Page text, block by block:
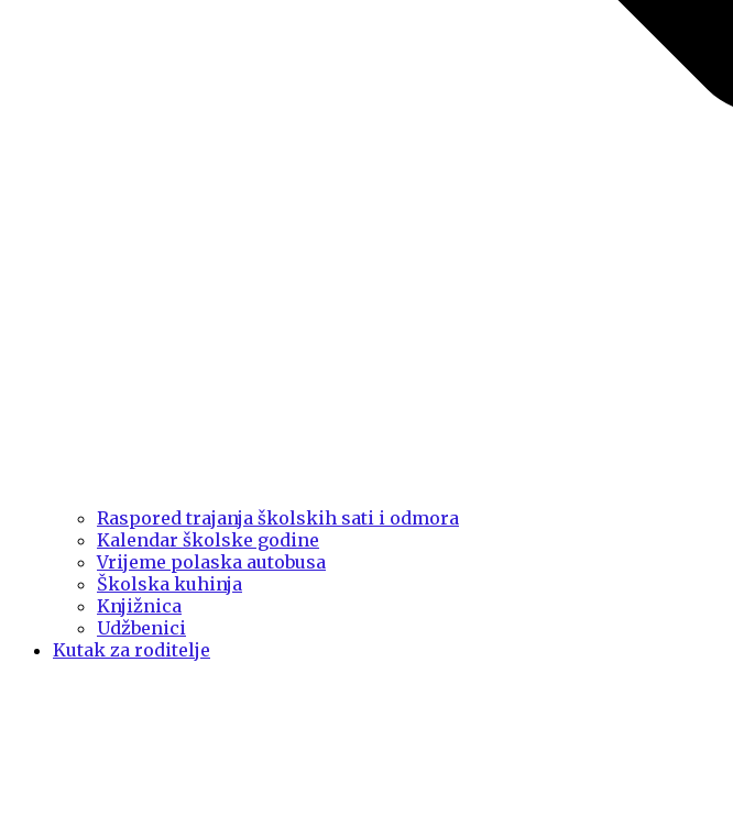
Raspored trajanja školskih sati i odmora
Kalendar školske godine
Vrijeme polaska autobusa
Školska kuhinja
Knjižnica
Udžbenici
Kutak za roditelje